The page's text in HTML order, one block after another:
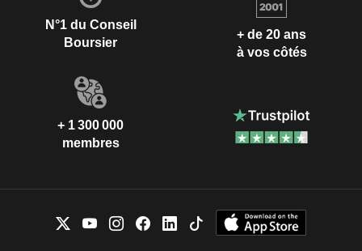
N°1 du Conseil
Boursier
+ de 20 ans
à vos côtés
+ 1 300 000
membres